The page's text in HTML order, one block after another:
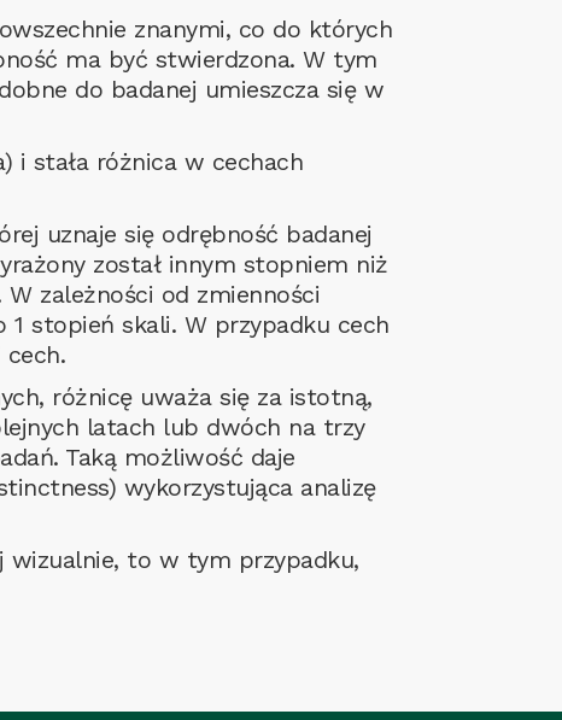
znanymi, co do których
ma być stwierdzona. W tym
do badanej umieszcza się w
i stała różnica w cechach
uznaje się odrębność badanej
został innym stopniem niż
zależności od zmienności
1 stopień skali. W przypadku cech
różnicę uważa się za istotną,
latach lub dwóch na trzy
Taką możliwość daje
wykorzystująca analizę
wizualnie, to w tym przypadku,